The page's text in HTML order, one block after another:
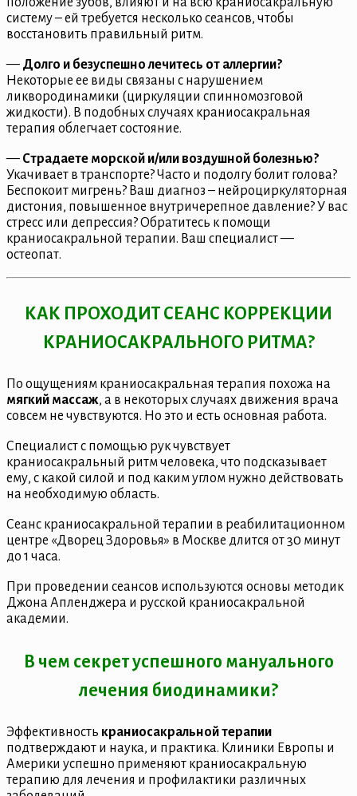
систему – ей требуется несколько сеансов, чтобы
восстановить правильный ритм.
— Долго и безуспешно лечитесь от аллергии?
Некоторые ее виды связаны с нарушением
ликвородинамики (циркуляции спинномозговой
жидкости). В подобных случаях краниосакральная
терапия облегчает состояние.
— Страдаете морской и/или воздушной болезнью?
Укачивает в транспорте? Часто и подолгу болит голова?
Беспокоит мигрень? Ваш диагноз – нейроциркуляторная
дистония, повышенное внутричерепное давление? У вас
стресс или депрессия? Обратитесь к помощи
краниосакральной терапии. Ваш специалист —
остеопат.
КАК ПРОХОДИТ СЕАНС КОРРЕКЦИИ
КРАНИОСАКРАЛЬНОГО РИТМА?
По ощущениям краниосакральная терапия похожа на
мягкий массаж, а в некоторых случаях движения врача
совсем не чувствуются. Но это и есть основная работа.
Специалист с помощью рук чувствует
краниосакральный ритм человека, что подсказывает
ему, с какой силой и под каким углом нужно действовать
на необходимую область.
Сеанс краниосакральной терапии в реабилитационном
центре «Дворец Здоровья» в Москве длится от 30 минут
до 1 часа.
При проведении сеансов используются основы методик
Джона Апленджера и русской краниосакральной
академии.
В чем секрет успешного мануального
лечения биодинамики?
Эффективность краниосакральной терапии
подтверждают и наука, и практика. Клиники Европы и
Америки успешно применяют краниосакральную
терапию для лечения и профилактики различных